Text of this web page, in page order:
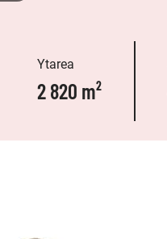
Ytarea
2 820 m²